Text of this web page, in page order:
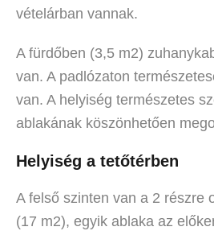
vételárban vannak.
A fürdőben (3,5 m2)
van. A padlózaton
van. A helyiség természetes
ablakának köszönhetően
Helyiség a tetőtérben
A felső szinten van a 2 részre
(17 m2), egyik ablaka az